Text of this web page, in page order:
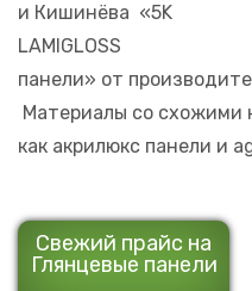
и Кишинёва «5K
LAMIGLOSS
панели» от
Материалы со схожими
как акрилюкс панели и
Свежий прайс на
Глянцевые панели